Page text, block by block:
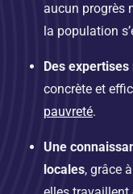
aucun progrès
la population
Des
concrète et
pauvreté.
Une
locales, grâce